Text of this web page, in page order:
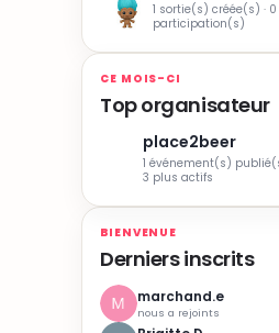
1 sortie(s) créée(s) · 0
participation(s)
CE MOIS-CI
Top organisateur
place2beer
1 événement(s)
3 plus actifs
BIENVENUE
Derniers inscrits
marchand.e
nous a rejoints